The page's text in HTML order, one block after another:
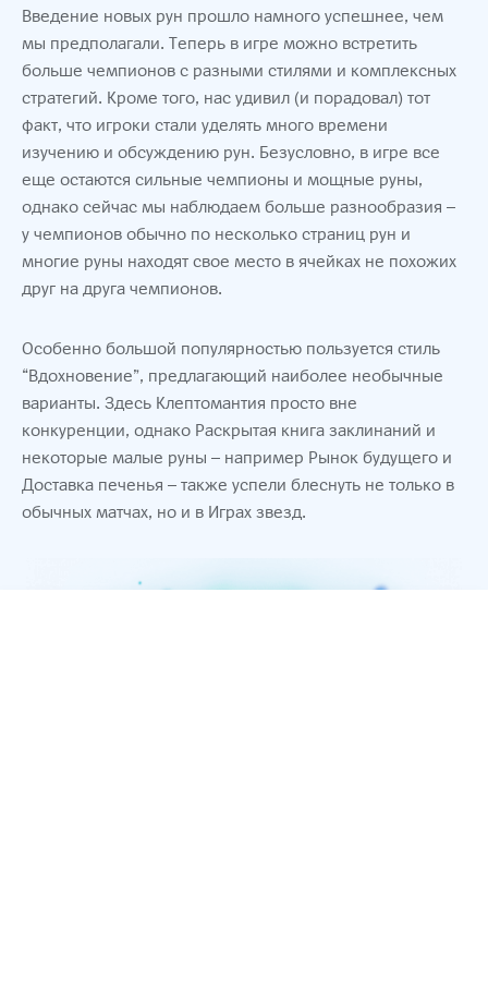
Введение новых рун прошло намного успешнее, чем
мы предполагали. Теперь в игре можно встретить
больше чемпионов с разными стилями и комплексных
стратегий. Кроме того, нас удивил (и порадовал) тот
факт, что игроки стали уделять много времени
изучению и обсуждению рун. Безусловно, в игре все
еще остаются сильные чемпионы и мощные руны,
однако сейчас мы наблюдаем больше разнообразия –
у чемпионов обычно по несколько страниц рун и
многие руны находят свое место в ячейках не похожих
друг на друга чемпионов.
Особенно большой популярностью пользуется стиль
“Вдохновение”, предлагающий наиболее необычные
варианты. Здесь Клептомантия просто вне
конкуренции, однако Раскрытая книга заклинаний и
некоторые малые руны – например Рынок будущего и
Доставка печенья – также успели блеснуть не только в
обычных матчах, но и в Играх звезд.